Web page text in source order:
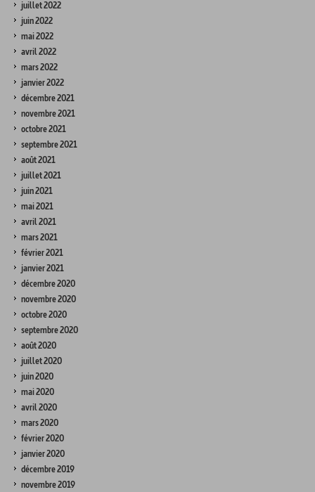
juillet 2022
juin 2022
mai 2022
avril 2022
mars 2022
janvier 2022
décembre 2021
novembre 2021
octobre 2021
septembre 2021
août 2021
juillet 2021
juin 2021
mai 2021
avril 2021
mars 2021
février 2021
janvier 2021
décembre 2020
novembre 2020
octobre 2020
septembre 2020
août 2020
juillet 2020
juin 2020
mai 2020
avril 2020
mars 2020
février 2020
janvier 2020
décembre 2019
novembre 2019